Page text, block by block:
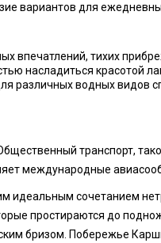
вариантов для
впечатлений, тихих
насладиться красотой
различных водных видов
транспорт,
международные
сочетанием
простираются до
бризом. Побережье